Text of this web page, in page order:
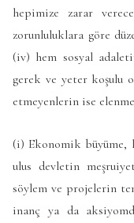
hepimize zarar
zorunluluklara göre
(iv) hem sosyal
gerek ve yeter koşulu
etmeyenlerin ise
(i) Ekonomik büyüme,
ulus devletin
söylem ve projelerin
inanç ya da